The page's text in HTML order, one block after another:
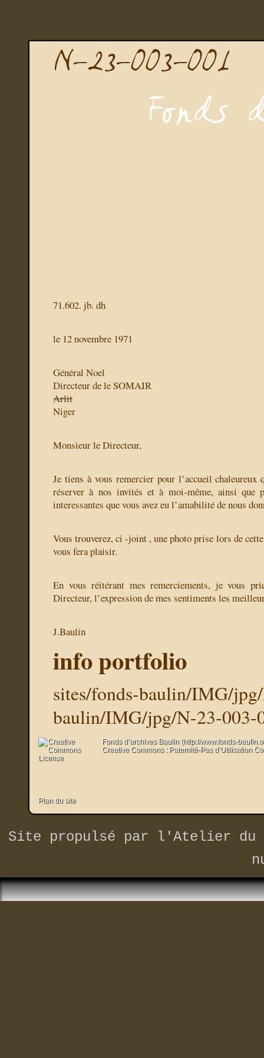
71.602. jb. dh
le 12 novembre 1971
Général Noel
Directeur de le SOMAIR
Arlit
Niger
Monsieur le Directeur,
Je tiens à vous remercier pour l’accueil chaleureux
réserver à nos invités et à moi-même, ainsi que
interessantes que vous avez eu l’amabilité de nous
Vous trouverez, ci -joint , une photo prise lors de
vous fera plaisir.
En vous réitérant mes remerciements, je vous
Directeur, l’expression de mes sentiments les
J.Baulin
info portfolio
sites/fonds-baulin/IMG/
baulin/IMG/jpg/N-23-003-
Fonds d’archives Baulin (http://www.fonds-
Creative Commons : Paternité-Pas d’Utilisation
Plan du site
Site propulsé par
l'Atelier du